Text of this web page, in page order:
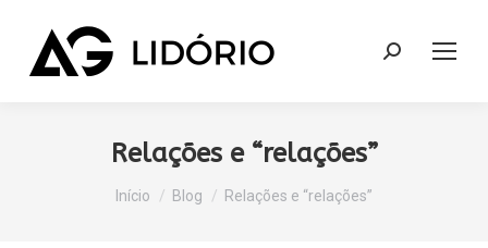
Search:
Relações e “relações”
Você está aqui:
Início Blog Relações e “relações”